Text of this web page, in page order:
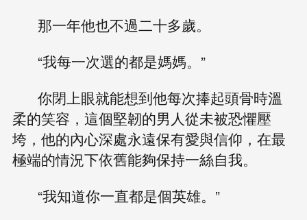
那一年他也不過二十多歲。
“我每一次選的都是媽媽。”
你閉上眼就能想到他每次捧起頭骨時溫
柔的笑容，這個堅韌的男人從未被恐懼壓
垮，他的內心深處永遠保有愛與信仰，在最
極端的情況下依舊能夠保持一絲自我。
“我知道你一直都是個英雄。”